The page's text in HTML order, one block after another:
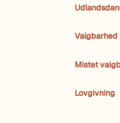
Valgbarhed
Mistet
Lovgivning